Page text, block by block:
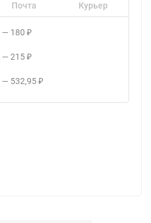
Почта Курьер
180 ₽
215 ₽
532,95 ₽